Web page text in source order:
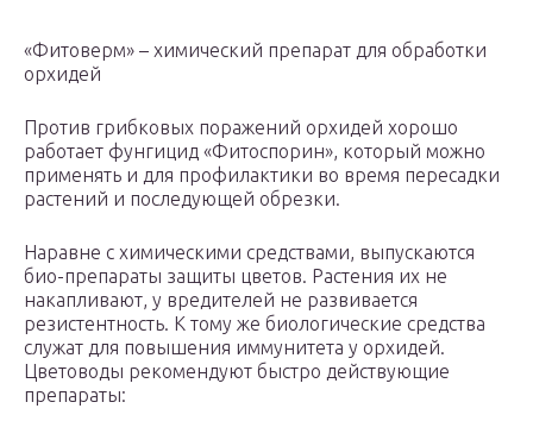
«Фитоверм» – химический препарат для обработки
орхидей
Против грибковых поражений орхидей хорошо
работает фунгицид «Фитоспорин», который можно
применять и для профилактики во время пересадки
растений и последующей обрезки.
Наравне с химическими средствами, выпускаются
био-препараты защиты цветов. Растения их не
накапливают, у вредителей не развивается
резистентность. К тому же биологические средства
служат для повышения иммунитета у орхидей.
Цветоводы рекомендуют быстро действующие
препараты: